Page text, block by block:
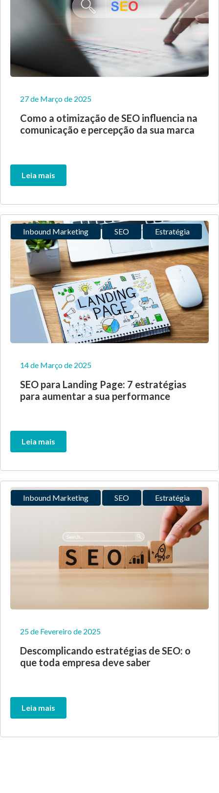
27 de Março de 2025
Como a otimização de SEO influencia na
comunicação e percepção da sua marca
Leia mais
Inbound Marketing SEO Estratégia
14 de Março de 2025
SEO para Landing Page: 7 estratégias
para aumentar a sua performance
Leia mais
Inbound Marketing SEO Estratégia
25 de Fevereiro de 2025
Descomplicando estratégias de SEO: o
que toda empresa deve saber
Leia mais